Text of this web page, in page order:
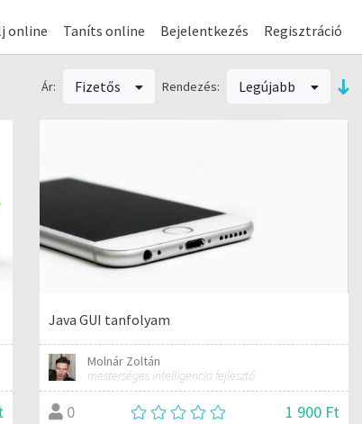
online Taníts online Bejelentkezés Regisztráció
Ár: Fizetős Rendezés: Legújabb
Java GUI tanfolyam
Molnár Zoltán
mesterséges intelligencia fejlesztő
0 1 900 Ft